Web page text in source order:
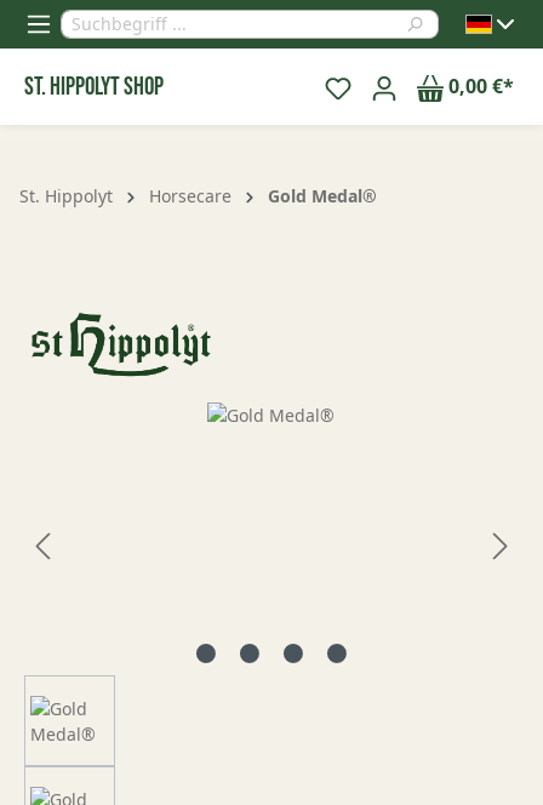
springen
St. Hippolyt Shop 0,00 €*
St. Hippolyt Horsecare Gold Medal®
Bildergalerie überspringen